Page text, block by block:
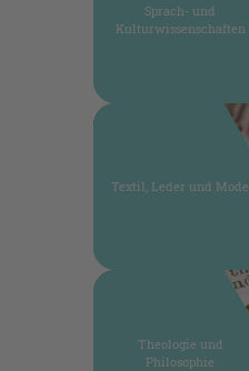
Sprach- und
Kulturwissenschaften
Textil, Leder und Mode
Theologie und
Philosophie